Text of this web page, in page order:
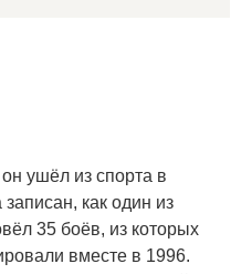
ушёл из спорта в
как один из
35 боёв, из которых
вместе в 1996.